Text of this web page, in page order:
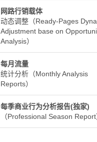
网路行销载体
动态调整（Ready-Pages
Adjustment base on
Analysis）
每月流量
统计分析（Monthly Analysis
Reports）
每季商业行为分析报告(独家)
（Professional Season Report